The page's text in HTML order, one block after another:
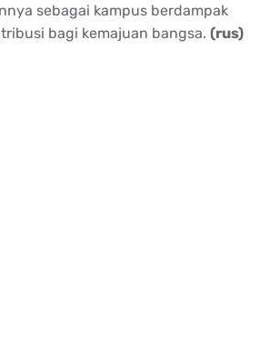
sebagai kampus berdampak
bagi kemajuan bangsa. (rus)